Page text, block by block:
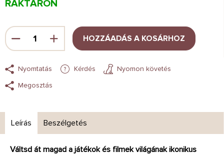
RAKTÁRON
HOZZÁADÁS A KOSÁRHOZ
Nyomtatás Kérdés
Nyomon követés
Megosztás
Leírás Beszélgetés
Váltsd át magad a játékok és filmek világának ikonikus